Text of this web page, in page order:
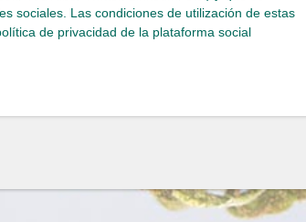
sociales. Las condiciones de utilización de estas
de privacidad de la plataforma social